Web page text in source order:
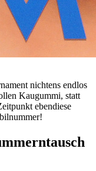
nichtens endlos
Kaugummi, statt
ebendiese